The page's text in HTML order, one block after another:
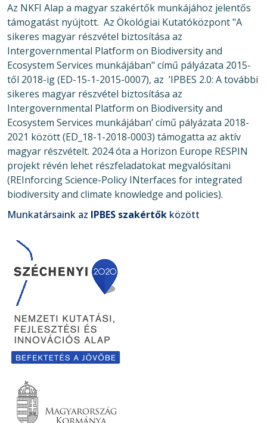
Az NKFI Alap a magyar szakértők munkájához jelentős
támogatást nyújtott. Az Ökológiai Kutatóközpont "A
sikeres magyar részvétel biztosítása az
Intergovernmental Platform on Biodiversity and
Ecosystem Services munkájában" című pályázata 2015-
től 2018-ig (ED-15-1-2015-0007), az ’IPBES 2.0: A további
sikeres magyar részvétel biztosítása az
Intergovernmental Platform on Biodiversity and
Ecosystem Services munkájában’ című pályázata 2018-
2021 között (ED_18-1-2018-0003) támogatta az aktív
magyar részvételt. 2024 óta a Horizon Europe RESPIN
projekt révén lehet részfeladatokat megvalósítani
(REInforcing Science-Policy INterfaces for integrated
biodiversity and climate knowledge and policies).
Munkatársaink az IPBES szakértők között